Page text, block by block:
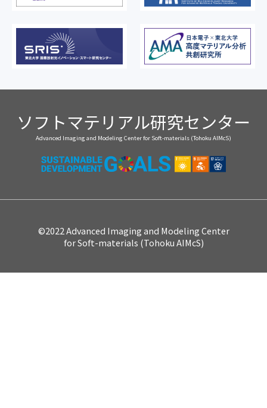
ソフトマテリアル研究センター
Advanced Imaging and Modeling Center for Soft-materials (Tohoku AIMcS)
©2022 Advanced Imaging and Modeling Center
for Soft-materials (Tohoku AIMcS)